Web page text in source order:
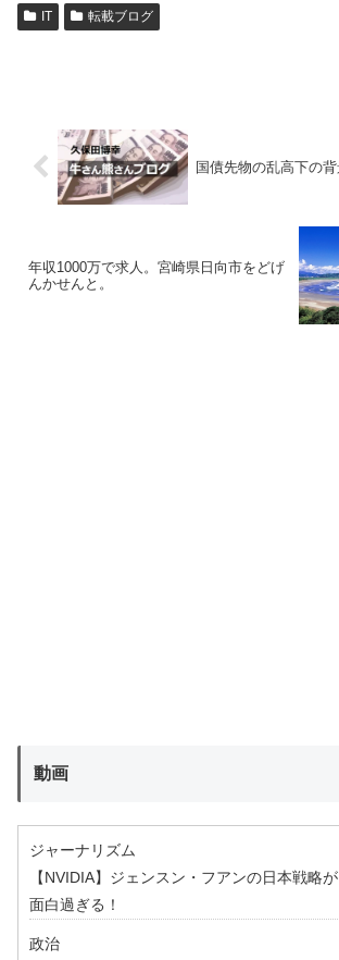
IT 転載ブログ
国債先物の乱高下の
年収1000万で求人。宮崎県日向市をどげ
んかせんと。
動画
ジャーナリズム
【NVIDIA】ジェンスン・フアンの日本戦略が
面白過ぎる！
政治